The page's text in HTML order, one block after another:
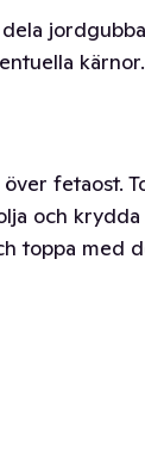
fetaost.
och
toppa med